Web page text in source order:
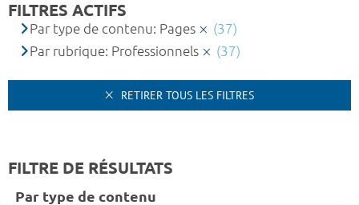
FILTRES ACTIFS
Par type de contenu: Pages
(37)
Par rubrique: Professionnels
(37)
RETIRER TOUS LES FILTRES
FILTRE DE RÉSULTATS
Par type de contenu